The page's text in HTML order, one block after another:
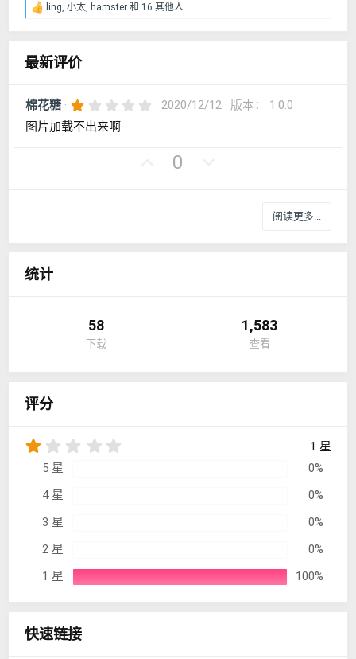
反
ling 小太 hamster 和 16 其他人
最新评价
棉花糖
1 2020/12/12
版本： 1.0.0
图片加载不出来啊
好0
阅读更多...
统计
58
下载
1,583
查看
评分
1 星
5 星
0%
4 星
0%
3 星
0%
2 星
0%
1 星
100%
快速链接